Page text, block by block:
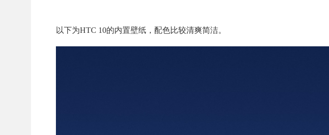
以下为HTC 10的内置壁纸，配色比较清爽简洁。